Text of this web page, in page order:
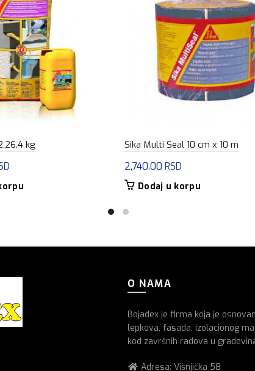
kg Sika Multi Seal 10 cm x 10 m
2,740.00 RSD
Dodaj u korpu
O NAMA
Bojadex je firma koja je
lepkova, fasada, izolacionog
kod završnih radova u
Adresa: Višnjička 58